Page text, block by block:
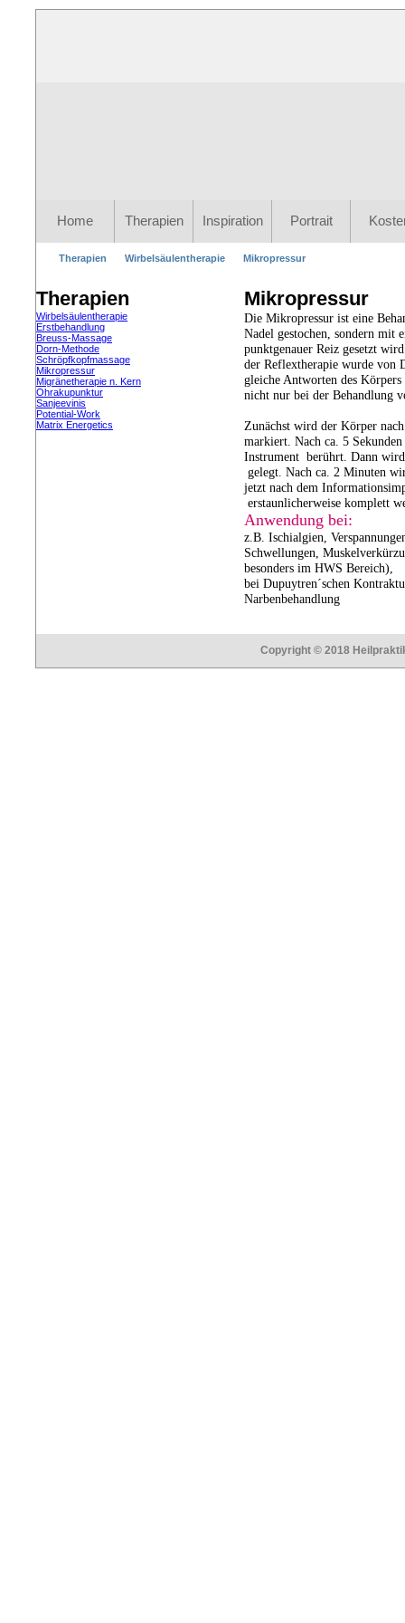
Home Therapien Inspiration Portrait
Therapien Wirbelsäulentherapie Mikropressur
Therapien
Wirbelsäulentherapie
Erstbehandlung
Breuss-Massage
Dorn-Methode
Schröpfkopfmassage
Mikropressur
Migränetherapie n. Kern
Ohrakupunktur
Sanjeevinis
Potential-Work
Matrix Energetics
Mikropressur
Die Mikropressur ist eine
Nadel gestochen, sondern mit
punktgenauer Reiz gesetzt
der Reflextherapie wurde von
gleiche Antworten des
nicht nur bei der Behandlung
Zunächst wird der Körper
markiert. Nach ca. 5
Instrument berührt. Dann
gelegt. Nach ca. 2 Minuten
jetzt nach dem
erstaunlicherweise komplett
Anwendung bei:
z.B. Ischialgien,
Schwellungen,
besonders im HWS Bereich),
bei Dupuytren´schen
Narbenbehandlung
Copyright © 2018